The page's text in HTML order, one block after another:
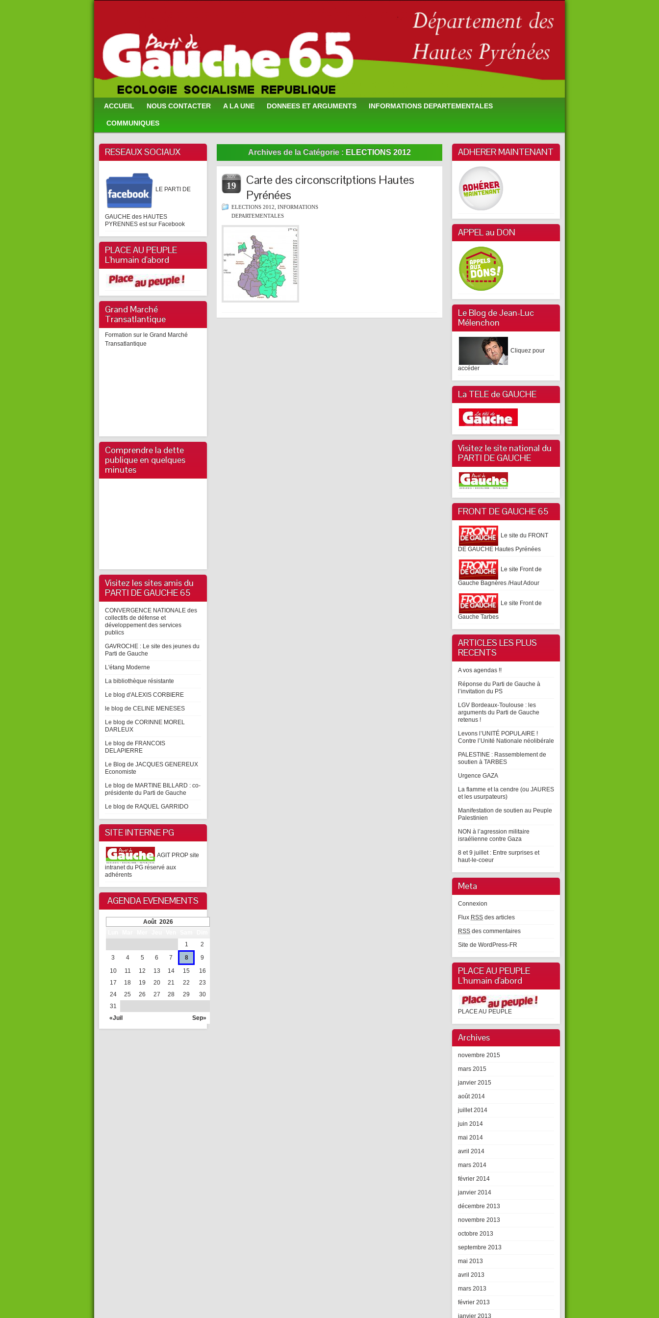
ACCUEIL NOUS CONTACTER A LA UNE DONNEES ET ARGUMENTS INFORMATIONS DEPARTEMENTALES
COMMUNIQUES
RESEAUX SOCIAUX
LE PARTI DE
GAUCHE des HAUTES
PYRENNES est sur Facebook
PLACE AU PEUPLE
L'humain d'abord
Grand Marché
Transatlantique
Formation sur le Grand Marché
Transatlantique
Comprendre la dette
publique en quelques
minutes
Visitez les sites amis du
PARTI DE GAUCHE 65
CONVERGENCE NATIONALE des
collectifs de défense et
développement des services
publics
GAVROCHE : Le site des jeunes du
Parti de Gauche
L'étang Moderne
La bibliothèque résistante
Le blog d'ALEXIS CORBIERE
le blog de CELINE MENESES
Le blog de CORINNE MOREL
DARLEUX
Le blog de FRANCOIS
DELAPIERRE
Le Blog de JACQUES GENEREUX
Economiste
Le blog de MARTINE BILLARD : co-
présidente du Parti de Gauche
Le blog de RAQUEL GARRIDO
SITE INTERNE PG
AGIT PROP site
intranet du PG réservé aux
adhérents
AGENDA EVENEMENTS
Août 2026
«Juil Sep»
1
2
3
4 5 6 7 8
9
10
11 12 13 14 15
16
17
18 19 20 21 22
23
24
25 26 27 28 29
30
31
Archives de la Catégorie : ELECTIONS 2012
NOV
19
Carte des circonscritptions Hautes
Pyrénées
ELECTIONS 2012 INFORMATIONS
DEPARTEMENTALES
ADHERER MAINTENANT
APPEL au DON
Le Blog de Jean-Luc
Mélenchon
Cliquez pour
accéder
La TELE de GAUCHE
Visitez le site national du
PARTI DE GAUCHE
FRONT DE GAUCHE 65
Le site du FRONT
DE GAUCHE Hautes Pyrénées
Le site Front de
Gauche Bagnères /Haut Adour
Le site Front de
Gauche Tarbes
ARTICLES LES PLUS
RECENTS
A vos agendas !!
Réponse du Parti de Gauche à
l’invitation du PS
LGV Bordeaux-Toulouse : les
arguments du Parti de Gauche
retenus !
Levons l’UNITÉ POPULAIRE !
Contre l’Unité Nationale néolibérale
PALESTINE : Rassemblement de
soutien à TARBES
Urgence GAZA
La flamme et la cendre (ou JAURES
et les usurpateurs)
Manifestation de soutien au Peuple
Palestinien
NON à l’agression militaire
israélienne contre Gaza
8 et 9 juillet : Entre surprises et
haut-le-coeur
Meta
Connexion
Flux RSS des articles
RSS des commentaires
Site de WordPress-FR
PLACE AU PEUPLE
L'humain d'abord
PLACE AU PEUPLE
Archives
novembre 2015
mars 2015
janvier 2015
août 2014
juillet 2014
juin 2014
mai 2014
avril 2014
mars 2014
février 2014
janvier 2014
décembre 2013
novembre 2013
octobre 2013
septembre 2013
mai 2013
avril 2013
mars 2013
février 2013
janvier 2013